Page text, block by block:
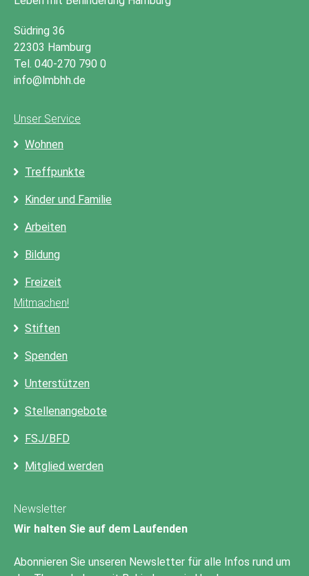
Südring 36
22303 Hamburg
Tel. 040-270 790 0
info@lmbhh.de
Unser Service
Wohnen
Treffpunkte
Kinder und Familie
Arbeiten
Bildung
Freizeit
Mitmachen!
Stiften
Spenden
Unterstützen
Stellenangebote
FSJ/BFD
Mitglied werden
Newsletter
Wir halten Sie auf dem Laufenden
Abonnieren Sie unseren Newsletter für alle Infos rund um